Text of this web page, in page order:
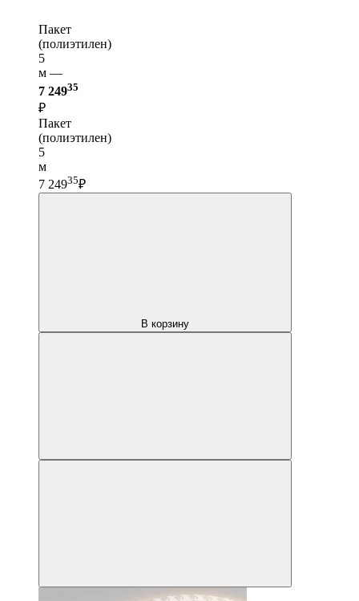
Пакет
(полиэтилен)
5
м —
7 24935
₽
Пакет
(полиэтилен)
5
м
7 24935₽
В корзину